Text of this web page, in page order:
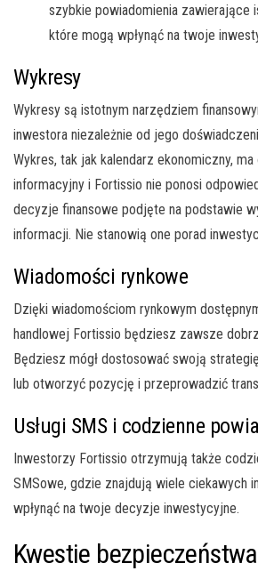
szybkie powiadomienia zawierające
które mogą wpłynąć na twoje
Wykresy
Wykresy są istotnym narzędziem
inwestora niezależnie od jego
Wykres, tak jak kalendarz ekonomiczny,
informacyjny i Fortissio nie ponosi
decyzje finansowe podjęte na podstawie
informacji. Nie stanowią one porad
Wiadomości rynkowe
Dzięki wiadomościom rynkowym
handlowej Fortissio będziesz zawsze
Będziesz mógł dostosować swoją
lub otworzyć pozycję i przeprowadzić
Usługi SMS i codzienne
Inwestorzy Fortissio otrzymują także
SMSowe, gdzie znajdują wiele ciekawych
wpłynąć na twoje decyzje inwestycyjne.
Kwestie bezpieczeństwa